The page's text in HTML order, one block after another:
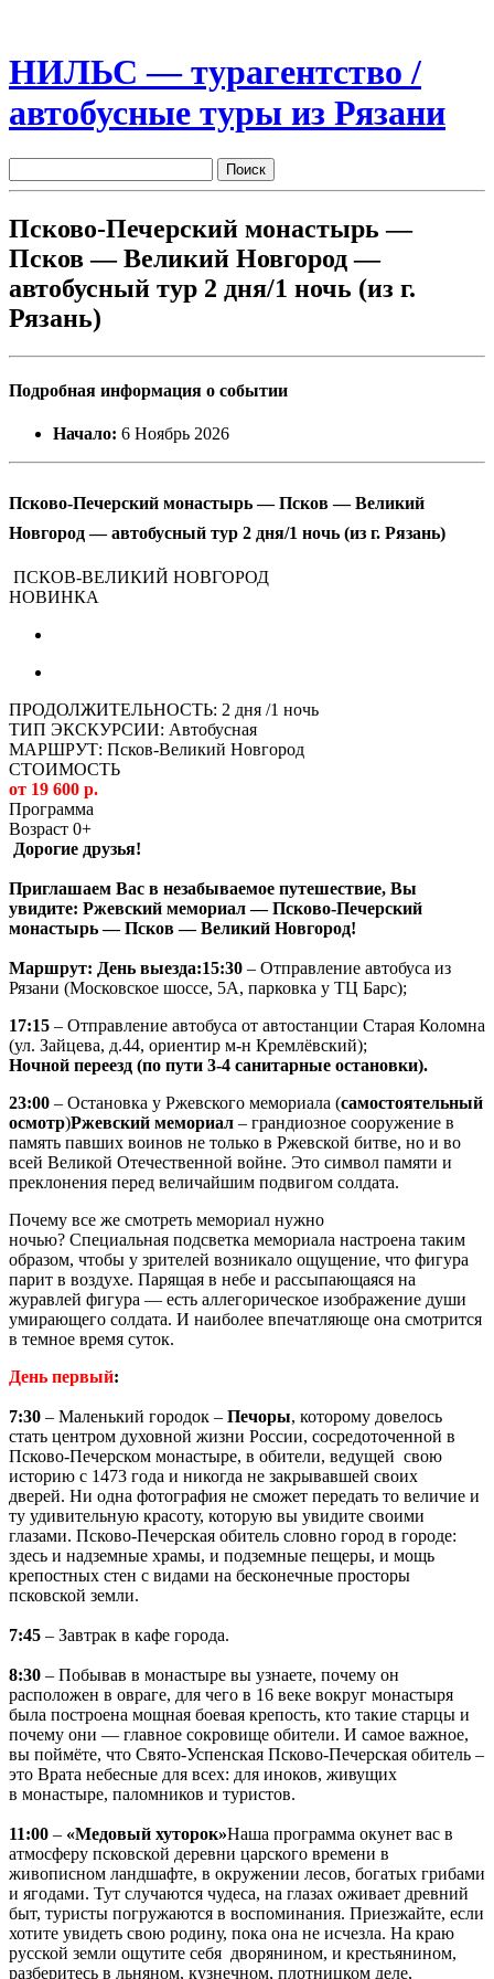
НИЛЬС — турагентство /
автобусные туры из Рязани
Псково-Печерский монастырь —
Псков — Великий Новгород —
автобусный тур 2 дня/1 ночь (из г.
Рязань)
Подробная информация о событии
Начало: 6 Ноябрь 2026
Псково-Печерский монастырь — Псков — Великий
Новгород — автобусный тур 2 дня/1 ночь (из г. Рязань)
ПСКОВ-ВЕЛИКИЙ НОВГОРОД
НОВИНКА
ПРОДОЛЖИТЕЛЬНОСТЬ: 2 дня /1 ночь
ТИП ЭКСКУРСИИ: Автобусная
МАРШРУТ: Псков-Великий Новгород
СТОИМОСТЬ
от 19 600 р.
Программа
Возраст 0+
Дорогие друзья!
Приглашаем Вас в незабываемое путешествие, Вы
увидите: Ржевский мемориал — Псково-Печерский
монастырь — Псков — Великий Новгород!
Маршрут: День выезда:15:30 – Отправление автобуса из
Рязани (Московское шоссе, 5А, парковка у ТЦ Барс);
17:15 – Отправление автобуса от автостанции Старая Коломна
(ул. Зайцева, д.44, ориентир м-н Кремлёвский);
Ночной переезд (по пути 3-4 санитарные остановки).
23:00 – Остановка у Ржевского мемориала (самостоятельный
осмотр)Ржевский мемориал – грандиозное сооружение в
память павших воинов не только в Ржевской битве, но и во
всей Великой Отечественной войне. Это символ памяти и
преклонения перед величайшим подвигом солдата.
Почему все же смотреть мемориал нужно
ночью? Специальная подсветка мемориала настроена таким
образом, чтобы у зрителей возникало ощущение, что фигура
парит в воздухе. Парящая в небе и рассыпающаяся на
журавлей фигура — есть аллегорическое изображение души
умирающего солдата. И наиболее впечатляюще она смотрится
в темное время суток.
День первый:
7:30 – Маленький городок – Печоры, которому дoвелось
стать центром духовной жизни России, сосредоточенной в
Псково-Печерском монастыре, в обители, ведущей свою
историю с 1473 года и никогда не закрывавшей своих
дверей. Ни одна фотография не сможет передать то величие и
ту удивительную красоту, которую вы увидите своими
глазами. Псково-Печерская обитель словно город в городе:
здесь и надземные храмы, и подземные пещеры, и мощь
крепостных стен с видами на бесконечные просторы
псковской земли.
7:45 – Завтрак в кафе города.
8:30 – Побывав в монастыре вы узнаете, почему он
расположен в овраге, для чего в 16 веке вокруг монастыря
была построена мощная боевая крепость, кто такие старцы и
почему они — главное сокровище обители. И самое важное,
вы поймёте, что Свято-Успенская Псково-Печерская обитель –
это Врата небесные для всех: для иноков, живущих
в монастыре, паломников и туристов.
11:00 – «Медовый хуторок»Наша программа окунет вас в
атмосферу псковской деревни царского времени в
живописном ландшафте, в окружении лесов, богатых грибами
и ягодами. Тут случаются чудеса, на глазах оживает древний
быт, туристы погружаются в воспоминания. Приезжайте, если
хотите увидеть свою родину, пока она не исчезла. На краю
русской земли ощутите себя дворянином, и крестьянином,
разберитесь в льняном, кузнечном, плотницком деле,